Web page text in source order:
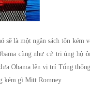
sẽ là một ngân sách tốn kém
cũng như cử tri ủng hộ
Obama lên vị trí Tổng
kém gì Mitt Romney.